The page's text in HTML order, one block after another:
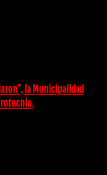
la Municipalidad